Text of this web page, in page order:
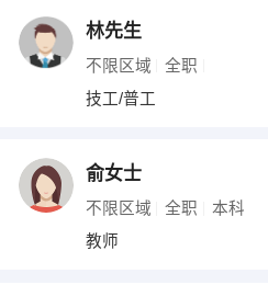
林先生
不限区域 全职
技工/普工
俞女士
不限区域 全职 本科
教师